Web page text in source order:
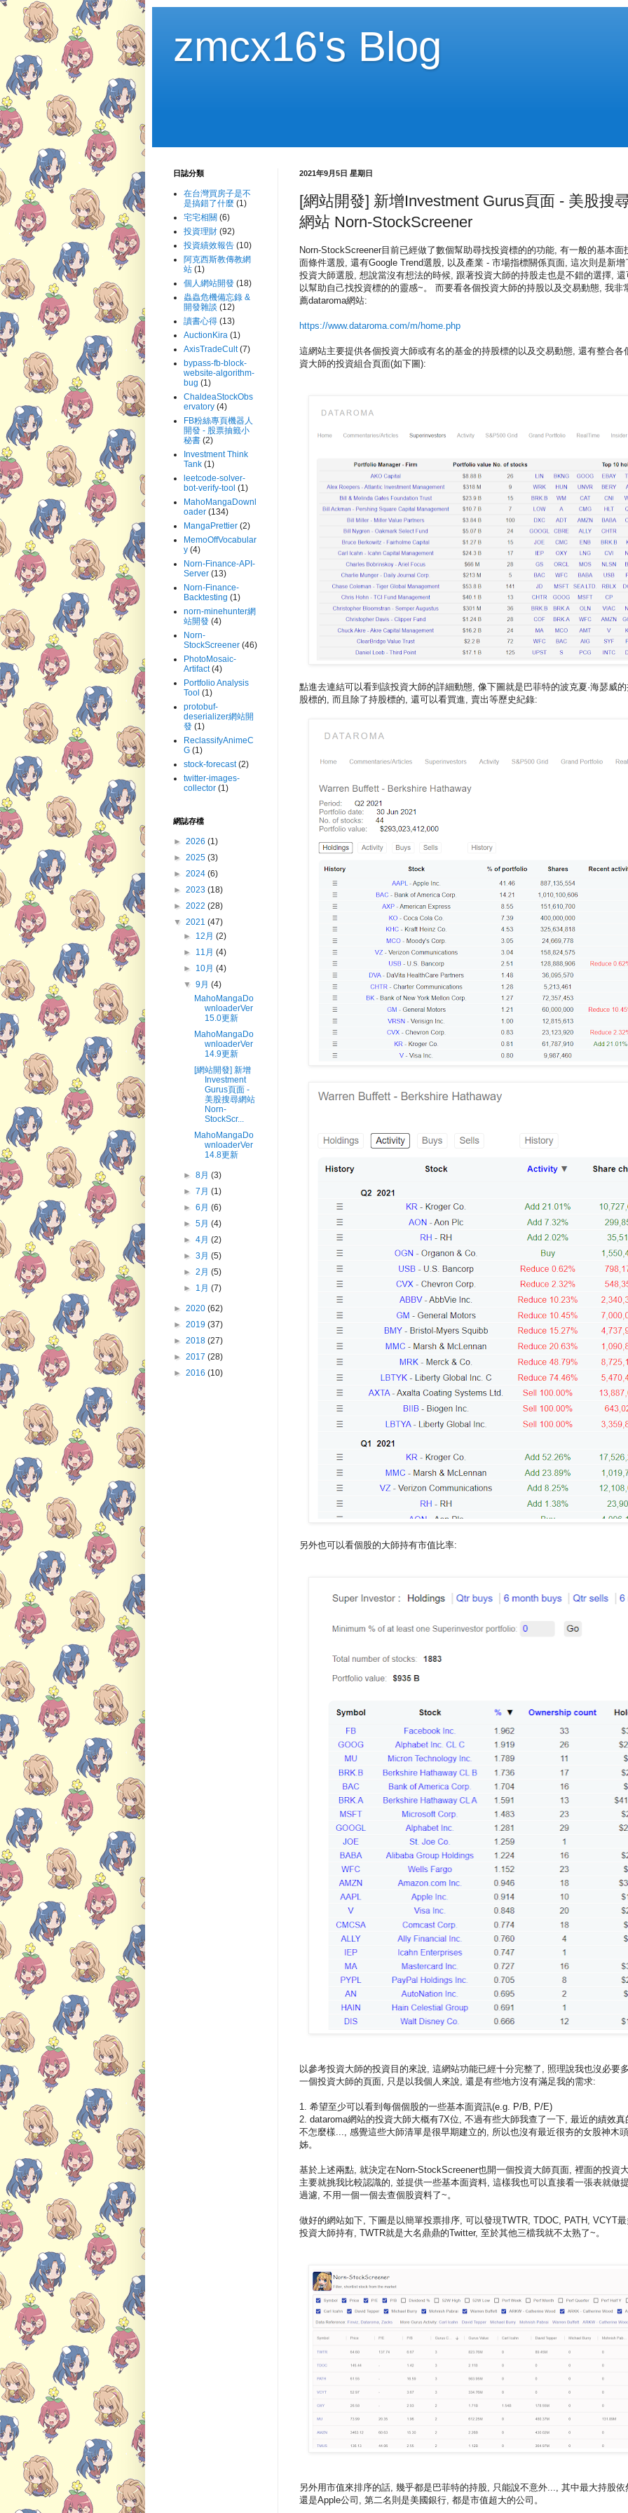
zmcx16's Blog
2021年9月5日 星期日
[網站開發] 新增Investment Gurus頁面 - 美股搜
網站 Norn-StockScreener
Norn-StockScreener目前已經做了數個幫助尋找投資標的的功能, 有一般的基本面
面條件選股, 還有Google Trend選股, 以及產業 - 市場指標關係頁面, 這次則是新增
投資大師選股, 想說當沒有想法的時候, 跟著投資大師的持股走也是不錯的選擇, 還
以幫助自己找投資標的的靈感~。 而要看各個投資大師的持股以及交易動態, 我非
薦dataroma網站:
https://www.dataroma.com/m/home.php
這網站主要提供各個投資大師或有名的基金的持股標的以及交易動態, 還有整合各
資大師的投資組合頁面(如下圖):
點進去連結可以看到該投資大師的詳細動態, 像下圖就是巴菲特的波克夏·海瑟威
股標的, 而且除了持股標的, 還可以看買進, 賣出等歷史紀錄:
另外也可以看個股的大師持有市值比率:
以參考投資大師的投資目的來說, 這網站功能已經十分完整了, 照理說我也沒必要
一個投資大師的頁面, 只是以我個人來說, 還是有些地方沒有滿足我的需求:
1. 希望至少可以看到每個個股的一些基本面資訊(e.g. P/B, P/E)
2. dataroma網站的投資大師大概有7X位, 不過有些大師我查了一下, 最近的績效真
不怎麼樣..., 感覺這些大師清單是很早期建立的, 所以也沒有最近很夯的女股神木頭
姊。
基於上述兩點, 就決定在Norn-StockScreener也開一個投資大師頁面, 裡面的投資
主要就挑我比較認識的, 並提供一些基本面資料, 這樣我也可以直接看一張表就做
過濾, 不用一個一個去查個股資料了~。
做好的網站如下, 下圖是以簡單投票排序, 可以發現TWTR, TDOC, PATH, VCYT
投資大師持有, TWTR就是大名鼎鼎的Twitter, 至於其他三檔我就不太熟了~。
另外用市值來排序的話, 幾乎都是巴菲特的持股, 只能說不意外..., 其中最大持股依
還是Apple公司, 第二名則是美國銀行, 都是市值超大的公司。
日誌分類
在台灣買房子是不
是搞錯了什麼 (1)
宅宅相關 (6)
投資理財 (92)
投資績效報告 (10)
阿克西斯教傳教網
站 (1)
個人網站開發 (18)
蟲蟲危機備忘錄 &
開發雜談 (12)
讀書心得 (13)
AuctionKira (1)
AxisTradeCult (7)
bypass-fb-block-
website-algorithm-
bug (1)
ChaldeaStockObs
ervatory (4)
FB粉絲專頁機器人
開發 - 股票抽籤小
秘書 (2)
Investment Think
Tank (1)
leetcode-solver-
bot-verify-tool (1)
MahoMangaDownl
oader (134)
MangaPrettier (2)
MemoOffVocabular
y (4)
Norn-Finance-API-
Server (13)
Norn-Finance-
Backtesting (1)
norn-minehunter網
站開發 (4)
Norn-
StockScreener (46)
PhotoMosaic-
Artifact (4)
Portfolio Analysis
Tool (1)
protobuf-
deserializer網站開
發 (1)
ReclassifyAnimeC
G (1)
stock-forecast (2)
twitter-images-
collector (1)
網誌存檔
► 2026 (1)
► 2025 (3)
► 2024 (6)
► 2023 (18)
► 2022 (28)
▼ 2021 (47)
► 12月(2)
► 11月(4)
► 10月(4)
▼9月(4)
MahoMangaDo
wnloaderVer
15.0更新
MahoMangaDo
wnloaderVer
14.9更新
[網站開發] 新增
Investment
Gurus頁面 -
美股搜尋網站
Norn-
StockScr...
MahoMangaDo
wnloaderVer
14.8更新
►8月(3)
►7月(1)
►6月(6)
►5月(4)
►4月(2)
►3月(5)
►2月(5)
► 1月(7)
► 2020 (62)
► 2019 (37)
► 2018 (27)
► 2017 (28)
► 2016 (10)